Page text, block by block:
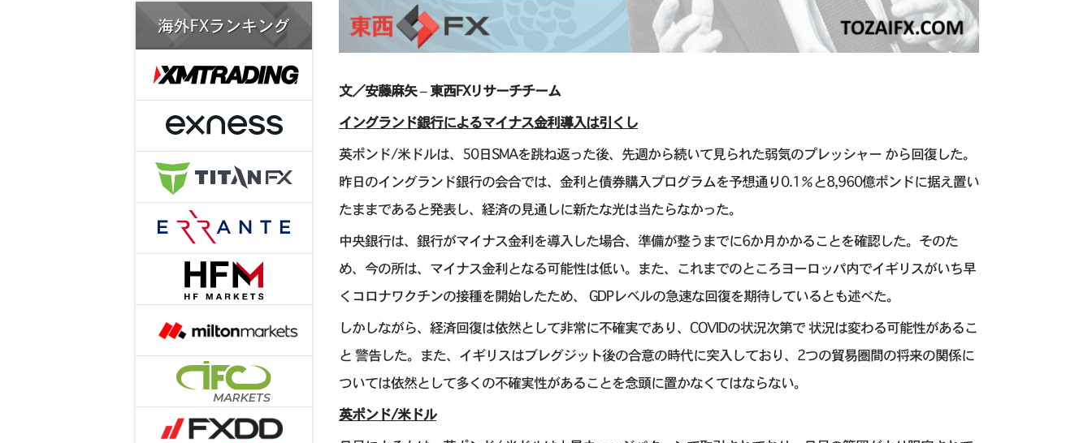
海外FXランキング
文／安藤麻矢 – 東西FXリサーチチーム
イングランド銀行によるマイナス金利導入は引くし
英ポンド/米ドルは、50日SMAを跳ね返った後、先週から続いて見られた弱気のプレッシャー から回復した。
昨日のイングランド銀行の会合では、金利と債券購入プログラムを予想通り0.1％と8,960億ポンドに据え置い
たままであると発表し、経済の見通しに新たな光は当たらなかった。
中央銀行は、銀行がマイナス金利を導入した場合、準備が整うまでに6か月かかることを確認した。そのた
め、今の所は、マイナス金利となる可能性は低い。また、これまでのところヨーロッパ内でイギリスがいち早
くコロナワクチンの接種を開始したため、 GDPレベルの急速な回復を期待しているとも述べた。
しかしながら、経済回復は依然として非常に不確実であり、COVIDの状況次第で 状況は変わる可能性があるこ
と 警告した。また、イギリスはブレグジット後の合意の時代に突入しており、2つの貿易圏間の将来の関係に
ついては依然として多くの不確実性があることを念頭に置かなくてはならない。
英ポンド/米ドル